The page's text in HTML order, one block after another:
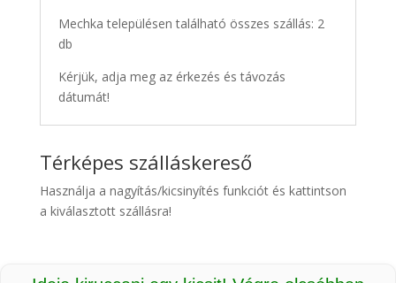
Mechka településen található összes szállás: 2
db
Kérjük, adja meg az érkezés és távozás
dátumát!
Térképes szálláskereső
Használja a nagyítás/kicsinyítés funkciót és kattintson
a kiválasztott szállásra!